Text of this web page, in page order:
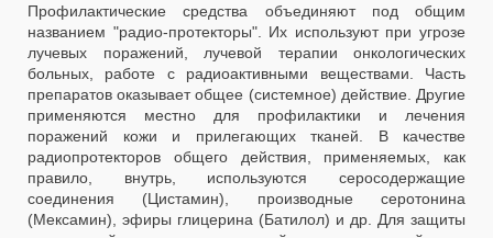
Профилактические средства объединяют под общим
названием "радио-протекторы". Их используют при угрозе
лучевых поражений, лучевой терапии онкологических
больных, работе с радиоактивными веществами. Часть
препаратов оказывает общее (системное) действие. Другие
применяются местно для профилактики и лечения
поражений кожи и прилегающих тканей. В качестве
радиопротекторов общего действия, применяемых, как
правило, внутрь, используются серосодержащие
соединения (Цистамин), производные серотонина
(Мексамин), эфиры глицерина (Батилол) и др. Для защиты